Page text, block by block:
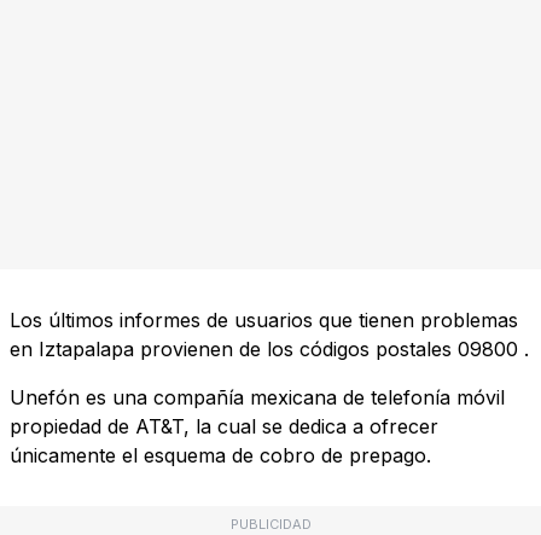
Los últimos informes de usuarios que tienen problemas
en Iztapalapa provienen de los códigos postales 09800 .
Unefón es una compañía mexicana de telefonía móvil
propiedad de AT&T, la cual se dedica a ofrecer
únicamente el esquema de cobro de prepago.
PUBLICIDAD